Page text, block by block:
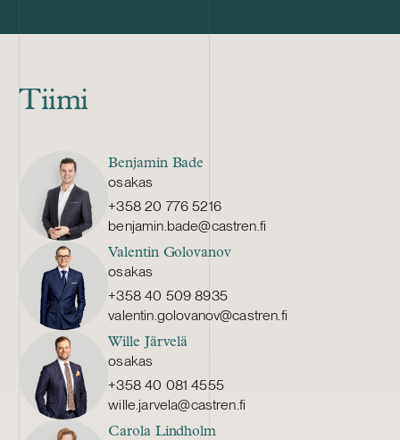
pohjoismaista portfoliota.
Tiimi
Benjamin Bade
osakas
+358 20 776 5216
benjamin.bade@castren.fi
Valentin Golovanov
osakas
+358 40 509 8935
valentin.golovanov@castren.fi
Wille Järvelä
osakas
+358 40 081 4555
wille.jarvela@castren.fi
Carola Lindholm